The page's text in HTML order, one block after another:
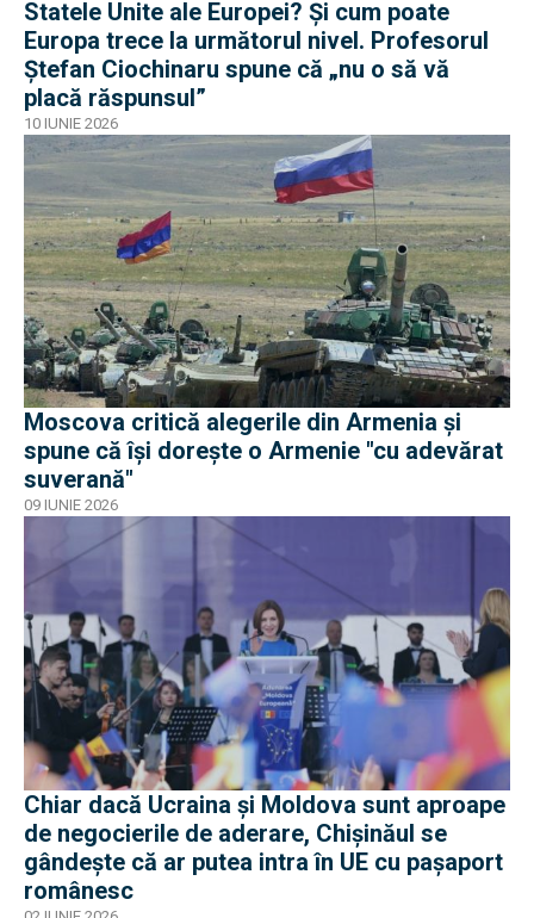
Statele Unite ale Europei? Și cum poate
Europa trece la următorul nivel. Profesorul
Ștefan Ciochinaru spune că „nu o să vă
placă răspunsul”
10 IUNIE 2026
Moscova critică alegerile din Armenia și
spune că își dorește o Armenie "cu adevărat
suverană"
09 IUNIE 2026
Chiar dacă Ucraina și Moldova sunt aproape
de negocierile de aderare, Chișinăul se
gândește că ar putea intra în UE cu pașaport
românesc